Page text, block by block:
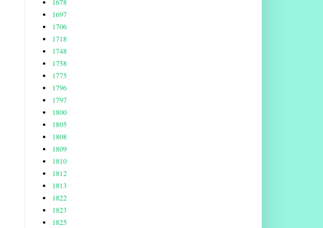
1697
1706
1718
1748
1758
1775
1796
1797
1800
1805
1808
1809
1810
1812
1813
1822
1823
1825